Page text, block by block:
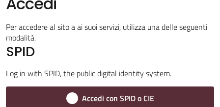
Vivere
Bentivoglio
Menu selezionato
Amministrazione
Per accedere al sito a ai suoi servizi, utilizza una delle seguenti
modalità.
SPID
Log in with SPID, the public digital identity system.
Accedi con SPID o CIE